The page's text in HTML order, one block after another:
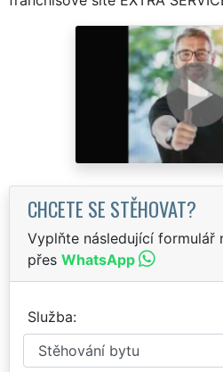
CHCETE SE STĚHOVAT?
Vyplňte následující formulář
přes WhatsApp
Služba